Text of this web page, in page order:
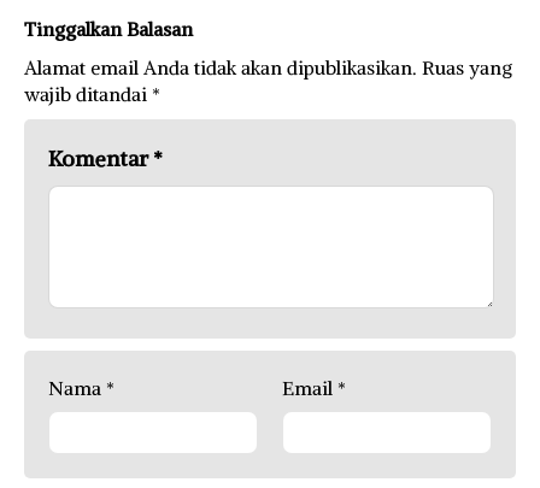
Tinggalkan Balasan
Alamat email Anda tidak akan dipublikasikan. Ruas yang
wajib ditandai *
Komentar*
Nama * Email *